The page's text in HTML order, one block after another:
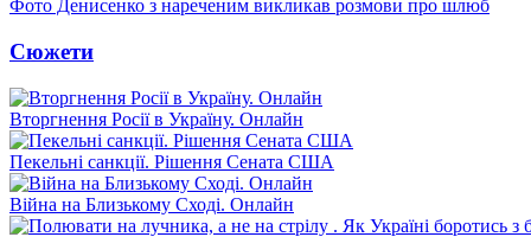
Фото Денисенко з нареченим викликав розмови про шлюб
Сюжети
Вторгнення Росії в Україну. Онлайн
Пекельні санкції. Рішення Сената США
Війна на Близькому Сході. Онлайн